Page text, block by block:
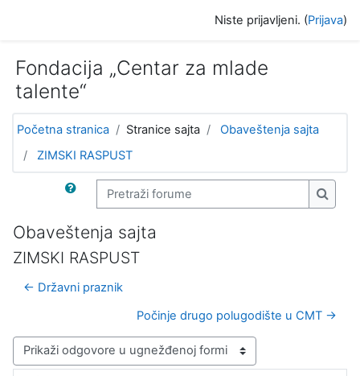
Niste prijavljeni. (Prijava)
Fondacija „Centar za mlade
talente“
Početna stranica Stranice sajta
Obaveštenja sajta
ZIMSKI RASPUST
Pretraži forume
Obaveštenja sajta
ZIMSKI RASPUST
← Državni praznik
Počinje drugo polugodište u CMT →
Način prikazivanja